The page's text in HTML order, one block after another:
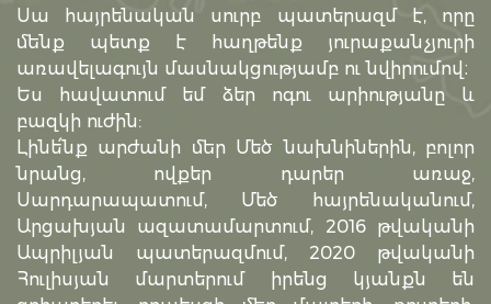
Սա հայրենական սուրբ պատերազմ է, որը
մենք պետք է հաղթենք յուրաքանչյուրի
առավելագույն մասնակցությամբ ու նվիրումով։
Ես հավատում եմ ձեր ոգու արիությանը և
բազկի ուժին:
Լինե՛նք արժանի մեր Մեծ նախնիներին, բոլոր
նրանց, ովքեր դարեր առաջ,
Սարդարապատում, Մեծ հայրենականում,
Արցախյան ազատամարտում, 2016 թվականի
Ապրիլյան պատերազմում, 2020 թվականի
Հուլիսյան մարտերում իրենց կյանքն են